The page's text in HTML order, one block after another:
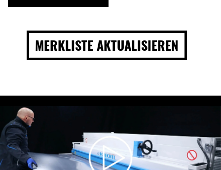
MERKLISTE AKTUALISIEREN